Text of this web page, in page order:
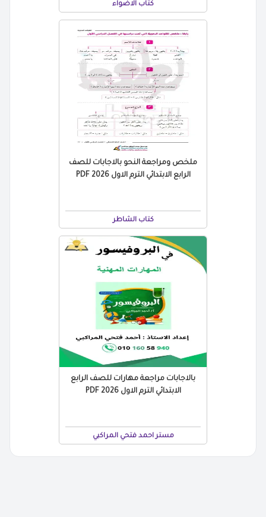
كتاب الاضواء
ملخص ومراجعة النحو بالاجابات للصف
الرابع الابتدائي الترم الاول 2026 PDF
كتاب الشاطر
بالاجابات مراجعة مهارات للصف الرابع
الابتدائي الترم الاول 2026 PDF
مستر احمد فتحي المراكبي